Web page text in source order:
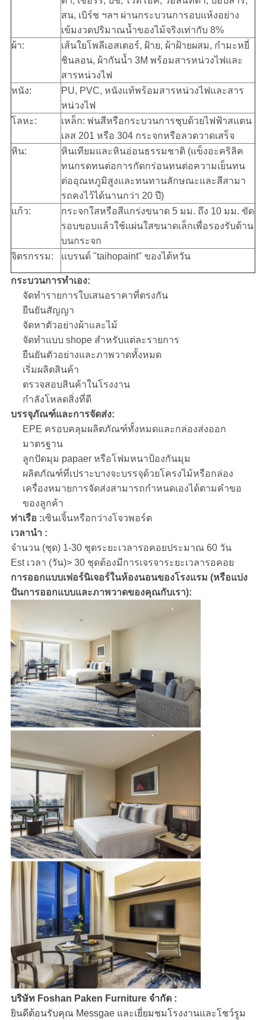
สน, เบิร์ช ฯลฯ ผ่านกระบวนการอบแห้งอย่าง
เข้มงวดปริมาณน้ำของไม้จริงเท่ากับ 8%
ผ้า:
เส้นใยโพลีเอสเตอร์, ฝ้าย, ผ้าฝ้ายผสม, กำมะหยี่
ชินลอน, ผ้ากันน้ำ 3M พร้อมสารหน่วงไฟและ
สารหน่วงไฟ
หนัง:
PU, PVC, หนังแท้พร้อมสารหน่วงไฟและสาร
หน่วงไฟ
โลหะ:
เหล็ก: พ่นสีหรือกระบวนการชุบด้วยไฟฟ้าสแตน
เลส 201 หรือ 304 กระจกหรือลวดวาดเสร็จ
หิน:
หินเทียมและหินอ่อนธรรมชาติ (แข็งอะคริลิค
ทนกรดทนต่อการกัดกร่อนทนต่อความเย็นทน
ต่ออุณหภูมิสูงและทนทานลักษณะและสีสามา
รถคงไว้ได้นานกว่า 20 ปี)
แก้ว:
กระจกใสหรือสีแกร่งขนาด 5 มม. ถึง 10 มม. ขัด
รอบขอบแล้วใช้แผ่นใสขนาดเล็กเพื่อรองรับด้าน
บนกระจก
จิตรกรรม:
แบรนด์ "taihopaint" ของไต้หวัน
กระบวนการทำเอง:
จัดทำรายการใบเสนอราคาที่ตรงกัน
ยืนยันสัญญา
จัดหาตัวอย่างผ้าและไม้
จัดทำแบบ shope สำหรับแต่ละรายการ
ยืนยันตัวอย่างและภาพวาดทั้งหมด
เริ่มผลิตสินค้า
ตรวจสอบสินค้าในโรงงาน
กำลังโหลดสิ่งที่ดี
บรรจุภัณฑ์และการจัดส่ง:
EPE ครอบคลุมผลิตภัณฑ์ทั้งหมดและกล่องส่งออก
มาตรฐาน
ลูกปัดมุม papaer หรือโฟมหนาป้องกันมุม
ผลิตภัณฑ์ที่เปราะบางจะบรรจุด้วยโครงไม้หรือกล่อง
เครื่องหมายการจัดส่งสามารถกำหนดเองได้ตามคำขอ
ของลูกค้า
ท่าเรือ :เซินเจิ้นหรือกว่างโจวพอร์ต
เวลานำ :
จำนวน (ชุด) 1-30 ชุดระยะเวลารอคอยประมาณ 60 วัน
Est เวลา (วัน)> 30 ชุดต้องมีการเจรจาระยะเวลารอคอย
การออกแบบเฟอร์นิเจอร์ในห้องนอนของโรงแรม (หรือแบ่ง
ปันการออกแบบและภาพวาดของคุณกับเรา):
บริษัท Foshan Paken Furniture จำกัด :
ยินดีต้อนรับคุณ Messgae และเยี่ยมชมโรงงานและโชว์รูม